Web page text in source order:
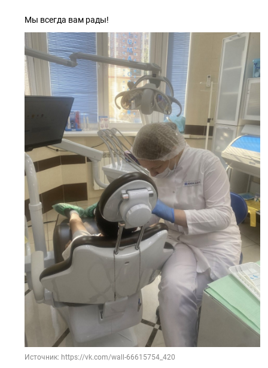
Мы всегда вам рады!
Источник: https://vk.com/wall-66615754_420